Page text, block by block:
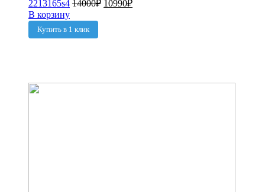
2213165s4 14000₽ 10990₽
В корзину
Купить в 1 клик